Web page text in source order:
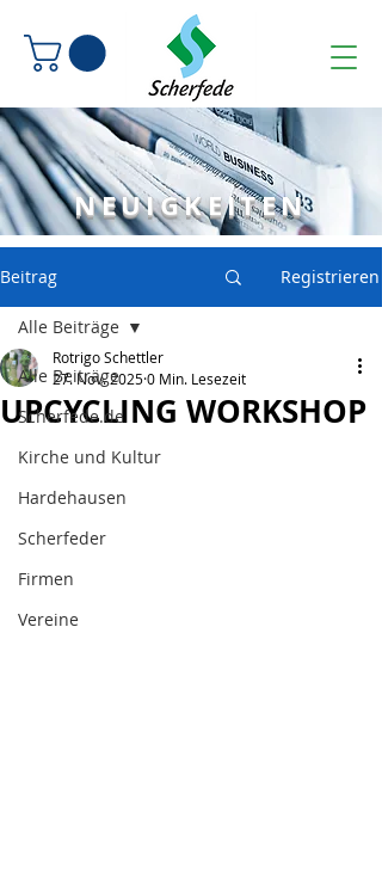
NEUIGKEITEN
Beitrag Registrieren
Alle Beiträge
Scherfede.de
Kirche und Kultur
Hardehausen
Scherfeder
Firmen
Vereine
Alle Beiträge
UPCYCLING WORKSHOP
Rotrigo Schettler
27. Nov. 20250 Min. Lesezeit